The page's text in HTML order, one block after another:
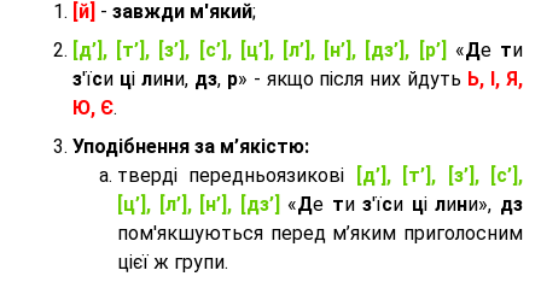
[й] - завжди м'який;
[д’], [т’], [з’], [с’], [ц’], [л’], [н’], [дз’], [р’]
«Де ти
з'їси ці лини, дз, р» - якщо після них йдуть Ь, І, Я,
Ю, Є.
Уподібнення за м’якістю:
тверді передньоязикові
[д’], [т’], [з’], [с’],
[ц’], [л’], [н’], [дз’] «Де тиз'їси цілини», дз
пом'якшуються перед м’яким приголосним
цієї ж групи.